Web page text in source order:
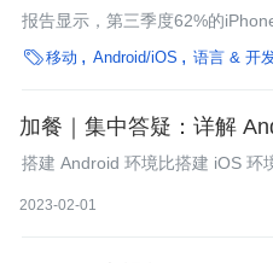
量 SDK 设计详解
报告显示，第三季度62%的
设备的这一比例仅为47%。外媒
Chrome OS相整合的消息。本
移动 Android/iOS 语言 & 开
加餐｜集中答疑：详解
搭建 Android 环境比搭建 iOS 环
2023-02-01